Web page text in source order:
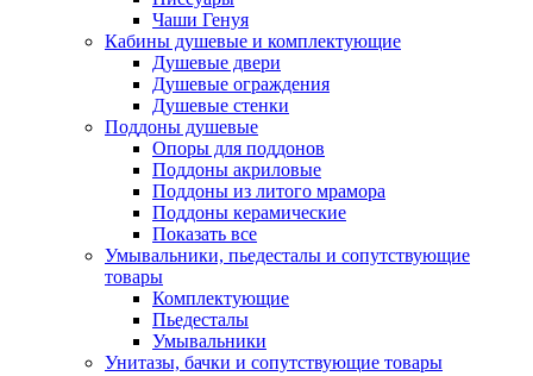
Чаши Генуя
Кабины душевые и комплектующие
Душевые двери
Душевые ограждения
Душевые стенки
Поддоны душевые
Опоры для поддонов
Поддоны акриловые
Поддоны из литого мрамора
Поддоны керамические
Показать все
Умывальники, пьедесталы и сопутствующие
товары
Комплектующие
Пьедесталы
Умывальники
Унитазы, бачки и сопутствующие товары